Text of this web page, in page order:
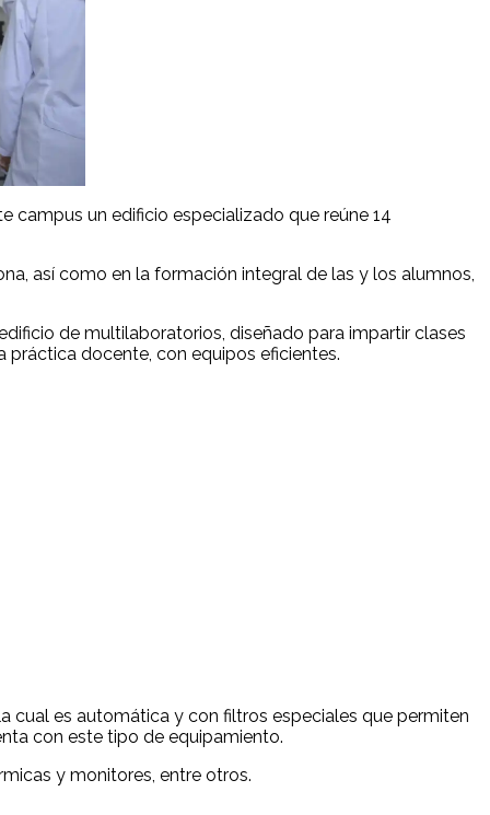
campus un edificio especializado que reúne 14
así como en la formación integral de las y los alumnos,
de multilaboratorios, diseñado para impartir clases
práctica docente, con equipos eficientes.
cual es automática y con filtros especiales que permiten
con este tipo de equipamiento.
y monitores, entre otros.